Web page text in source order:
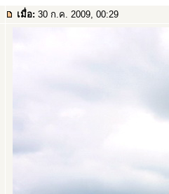
เมื่อ: 30 ก.ค. 2009, 00:29